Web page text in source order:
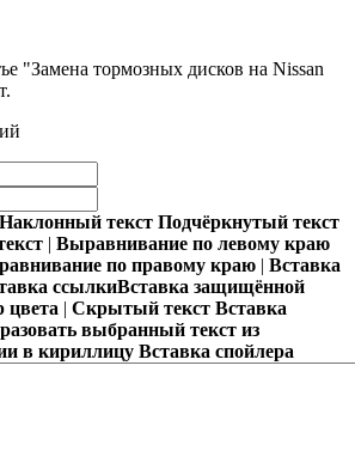
"Замена тормозных дисков на Nissan
Наклонный текст Подчёркнутый текст
| Выравнивание по левому краю
по правому краю | Вставка
ссылкиВставка защищённой
цвета | Скрытый текст Вставка
выбранный текст из
в кириллицу Вставка спойлера